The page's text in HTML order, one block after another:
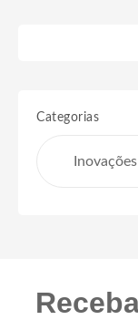
Categorias